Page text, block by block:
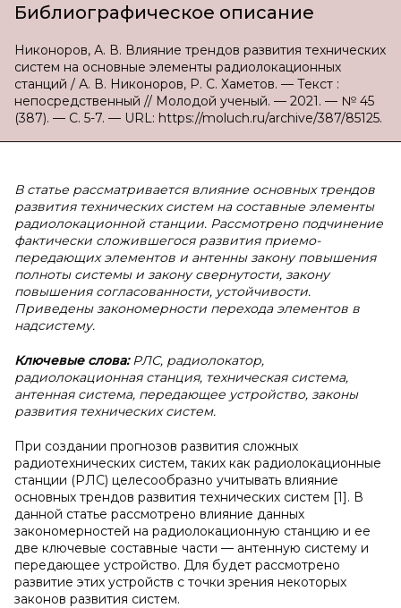
Библиографическое описание
Никоноров, А. В. Влияние трендов развития технических
систем на основные элементы радиолокационных
станций / А. В. Никоноров, Р. С. Хаметов. — Текст :
непосредственный // Молодой ученый. — 2021. — № 45
(387). — С. 5-7. — URL: https://moluch.ru/archive/387/85125.
В статье рассматривается влияние основных трендов
развития технических систем на составные элементы
радиолокационной станции. Рассмотрено подчинение
фактически сложившегося развития приемо-
передающих элементов и антенны закону повышения
полноты системы и закону свернутости, закону
повышения согласованности, устойчивости.
Приведены закономерности перехода элементов в
надсистему.
Ключевые слова:РЛС, радиолокатор,
радиолокационная станция, техническая система,
антенная система, передающее устройство, законы
развития технических систем.
При создании прогнозов развития сложных
радиотехнических систем, таких как радиолокационные
станции (РЛС) целесообразно учитывать влияние
основных трендов развития технических систем [1]. В
данной статье рассмотрено влияние данных
закономерностей на радиолокационную станцию и ее
две ключевые составные части — антенную систему и
передающее устройство. Для будет рассмотрено
развитие этих устройств с точки зрения некоторых
законов развития систем.